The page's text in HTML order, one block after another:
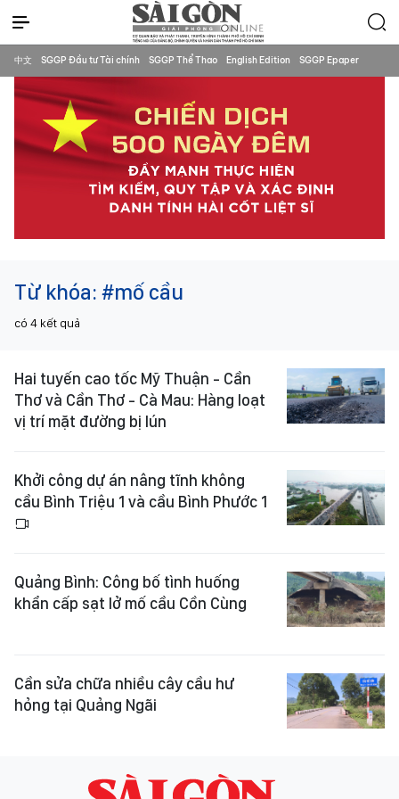
中文 SGGP Đầu tư Tài chính SGGP Thể Thao English Edition SGGP Epaper
Từ khóa: #mố cầu
có 4 kết quả
Hai tuyến cao tốc Mỹ Thuận - Cần
Thơ và Cần Thơ - Cà Mau: Hàng loạt
vị trí mặt đường bị lún
Khởi công dự án nâng tĩnh không
cầu Bình Triệu 1 và cầu Bình Phước 1
Quảng Bình: Công bố tình huống
khẩn cấp sạt lở mố cầu Cồn Cùng
Cần sửa chữa nhiều cây cầu hư
hỏng tại Quảng Ngãi